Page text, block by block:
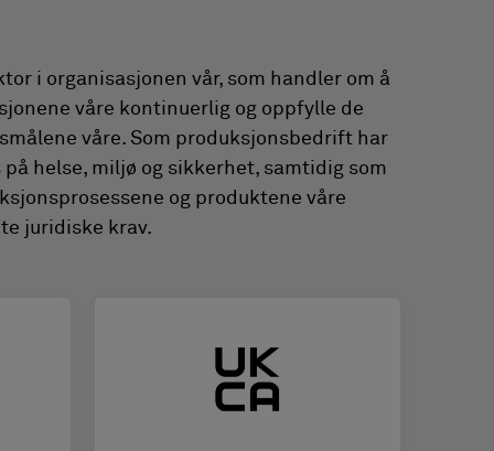
i organisasjonen vår, som handler om å
våre kontinuerlig og oppfylle de
våre. Som produksjonsbedrift har
helse, miljø og sikkerhet, samtidig som
og produktene våre
juridiske krav.